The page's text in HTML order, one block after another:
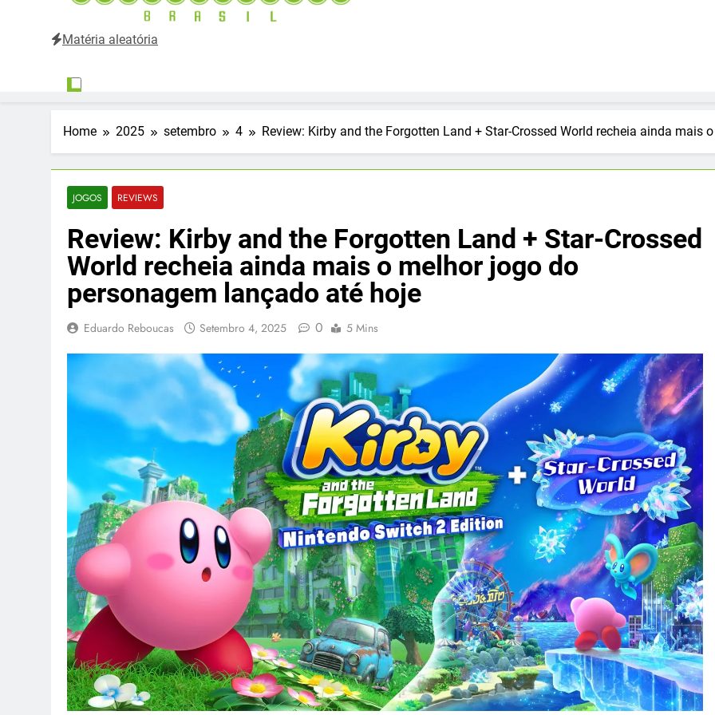
Matéria aleatória
Home 2025 setembro 4 Review: Kirby and the Forgotten Land + Star-Crossed World recheia ainda mais
JOGOS REVIEWS
Review: Kirby and the Forgotten Land + Star-Crossed
World recheia ainda mais o melhor jogo do
personagem lançado até hoje
Eduardo Reboucas Setembro 4, 2025 0 5 Mins